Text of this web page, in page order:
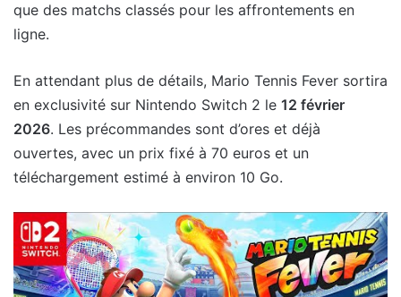
que des matchs classés pour les affrontements en
ligne.
En attendant plus de détails, Mario Tennis Fever sortira
en exclusivité sur Nintendo Switch 2 le 12 février
2026. Les précommandes sont d’ores et déjà
ouvertes, avec un prix fixé à 70 euros et un
téléchargement estimé à environ 10 Go.